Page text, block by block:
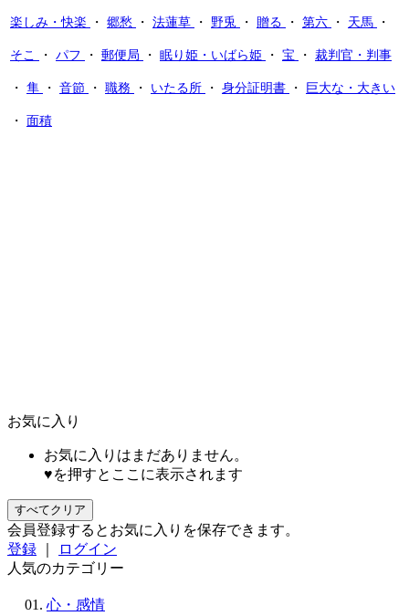
楽しみ・快楽 ・ 郷愁 ・ 法蓮草 ・ 野兎 ・ 贈る ・ 第六 ・ 天馬 ・
そこ ・ パフ ・ 郵便局 ・ 眠り姫・いばら姫 ・ 宝 ・ 裁判官・判事
・ 隼 ・ 音節 ・ 職務 ・ いたる所 ・ 身分証明書 ・ 巨大な・大きい
・ 面積
お気に入り
お気に入りはまだありません。
♥を押すとここに表示されます
すべてクリア
会員登録するとお気に入りを保存できます。
登録
ログイン
人気のカテゴリー
心・感情